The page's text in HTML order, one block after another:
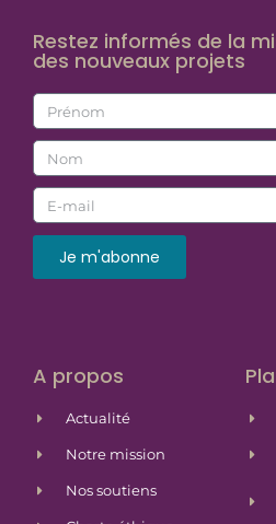
Restez informés de la
des nouveaux projets
Je m'abonne
A propos
Actualité
Notre mission
Nos soutiens